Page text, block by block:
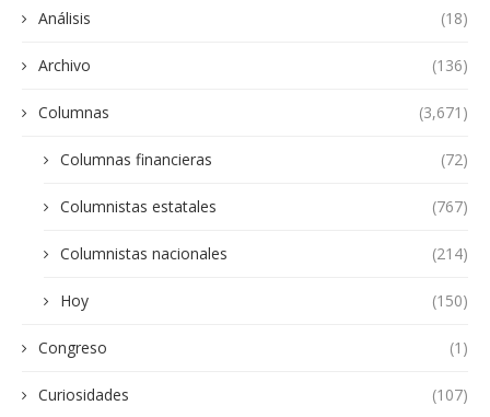
Análisis (18)
Archivo (136)
Columnas (3,671)
Columnas financieras (72)
Columnistas estatales (767)
Columnistas nacionales (214)
Hoy (150)
Congreso (1)
Curiosidades (107)